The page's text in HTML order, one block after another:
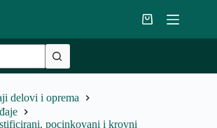
Shopping
cart
delovi i oprema
pocinkovani i krovni